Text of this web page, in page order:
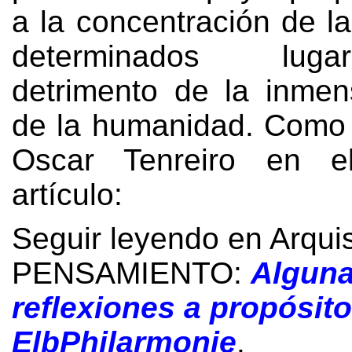
a la concentración de
determinados
detrimento de la
de la humanidad.
Oscar Tenreiro en
artículo:
Seguir leyendo en
PENSAMIENTO:
reflexiones a
ElbPhilarmonie.